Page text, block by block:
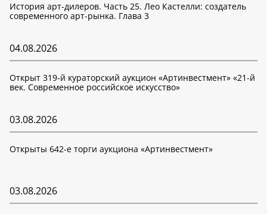
История арт-дилеров. Часть 25. Лео Кастелли: создатель
современного арт-рынка. Глава 3
04.08.2026
Открыт 319-й кураторский аукцион «Артинвестмент» «21-й
век. Современное российское искусство»
03.08.2026
Открыты 642-е торги аукциона «Артинвестмент»
03.08.2026